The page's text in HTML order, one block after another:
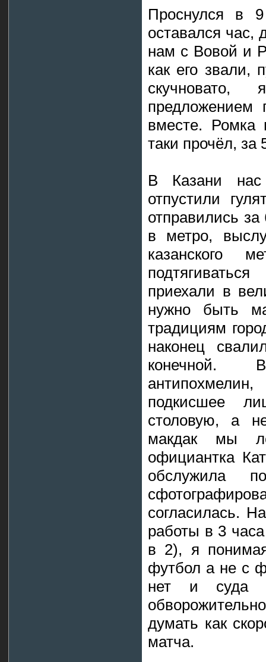
Проснулся в
оставался час,
нам с Вовой и
как его звали,
предложением
вместе. Ромка
таки прочёл, за
В Казани
отпустили
отправились
в метро,
казанского
приехали в
нужно быть
традициям
наконец
конечной.
подкисшее
столовую, а
макдак мы
официантка
обслужила
согласилась.
работы в 3
в 2), я
футбол а не с
нет и суда
думать как
матча.